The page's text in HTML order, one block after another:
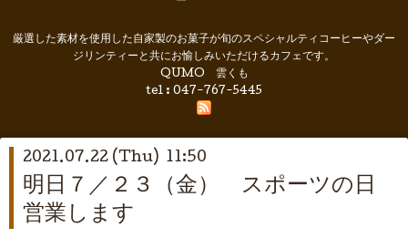
厳選した素材を使用した自家製のお菓子が旬のスペシャルティコーヒーやダー
ジリンティーと共にお愉しみいただけるカフェです。
QUMO 雲くも
tel : 047-767-5445
2021.07.22 (Thu) 11:50
明日７／２３（金） スポーツの日
営業します